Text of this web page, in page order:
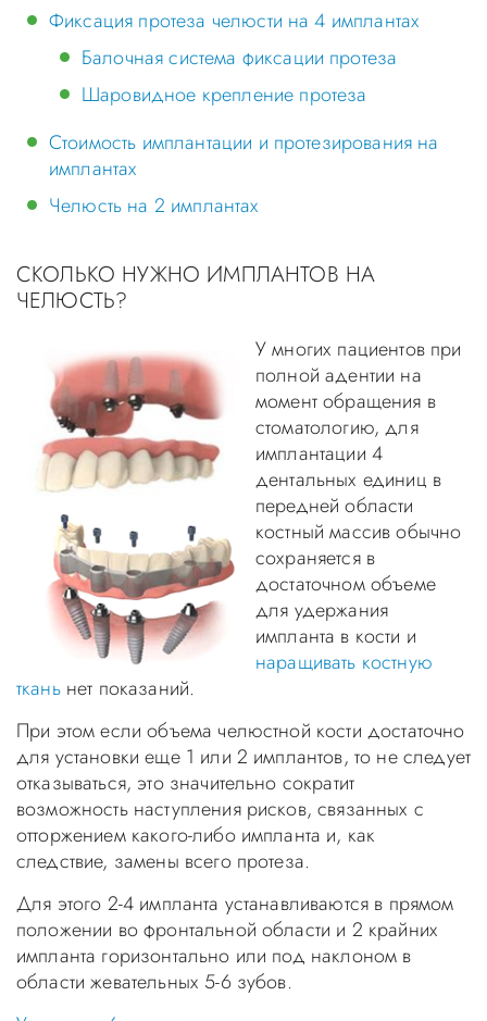
Фиксация протеза челюсти на 4 имплантах
Балочная система фиксации протеза
Шаровидное крепление протеза
Стоимость имплантации и протезирования на
имплантах
Челюсть на 2 имплантах
СКОЛЬКО НУЖНО ИМПЛАНТОВ НА
ЧЕЛЮСТЬ?
У многих пациентов при
полной адентии на
момент обращения в
стоматологию, для
имплантации 4
дентальных единиц в
передней области
костный массив обычно
сохраняется в
достаточном объеме
для удержания
импланта в кости и
наращивать костную
тканьнет показаний.
При этом если объема челюстной кости достаточно
для установки еще 1 или 2 имплантов, то не следует
отказываться, это значительно сократит
возможность наступления рисков, связанных с
отторжением какого-либо импланта и, как
следствие, замены всего протеза.
Для этого 2-4 импланта устанавливаются в прямом
положении во фронтальной области и 2 крайних
импланта горизонтально или под наклоном в
области жевательных 5-6 зубов.